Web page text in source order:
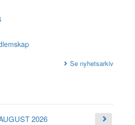
Se nyhetsarkiv
2026